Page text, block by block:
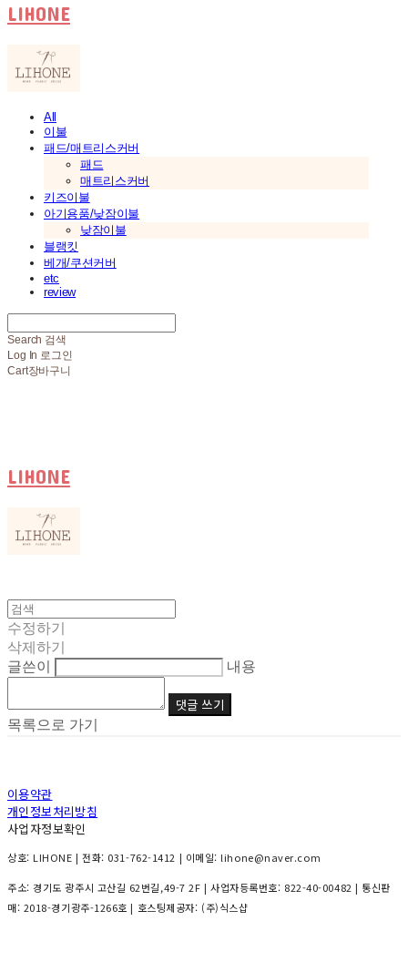
LIHONE
All
이불
패드/매트리스커버
패드
매트리스커버
키즈이불
아기용품/낮잠이불
낮잠이불
블랭킷
베개/쿠션커버
etc
review
Search 검색
Log In 로그인
Cart장바구니
LIHONE
수정하기
삭제하기
글쓴이
내용
댓글 쓰기
목록으로 가기
이용약관
개인정보처리방침
사업자정보확인
상호: LIHONE | 전화: 031-762-1412 | 이메일: lihone@naver.com
주소: 경기도 광주시 고산길 62번길,49-7 2F | 사업자등록번호: 822-40-00482 | 통신판
매: 2018-경기광주-1266호 | 호스팅제공자: (주)식스샵